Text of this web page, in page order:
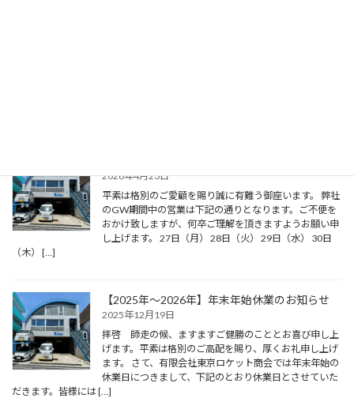
2026年4月23日
平素は格別のご愛顧を賜り誠に有難う御座います。 弊社
のGW期間中の営業は下記の通りとなります。ご不便を
おかけ致しますが、何卒ご理解を頂きますようお願い申
し上げます。 27日（月） 28日（火） 29日（水） 30日
（木） […]
【2025年～2026年】年末年始休業のお知らせ
2025年12月19日
拝啓 師走の候、ますますご健勝のこととお喜び申し上
げます。平素は格別のご高配を賜り、厚くお礼申し上げ
ます。 さて、有限会社東京ロケット商会では年末年始の
休業日につきまして、下記のとおり休業日とさせていた
だきます。皆様には […]